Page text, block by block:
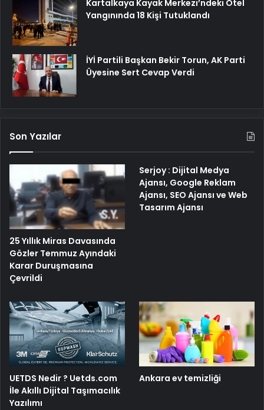
Kartalkaya Kayak Merkezi’ndeki Otel
Yangınında 18 Kişi Tutuklandı
İYİ Partili Başkan Bekir Torun, AK Parti
Üyesine Sert Cevap Verdi
Son Yazılar
25 Yıllık Miras Davasında
Gözler Temmuz Ayındaki
Karar Duruşmasına
Çevrildi
Serjoy : Dijital Medya
Ajansı, Google Reklam
Ajansı, SEO Ajansı ve Web
Tasarım Ajansı
UETDS Nedir ? Uetds.com
İle Akıllı Dijital Taşımacılık
Yazılımı
Ankara ev temizliği